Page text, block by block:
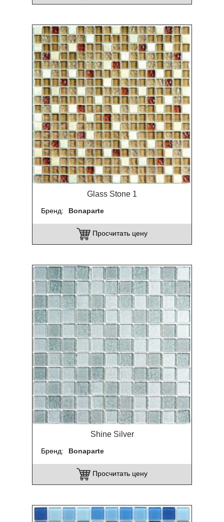
Glass Stone 1
Бренд Bonaparte
Просчитать цену
Shine Silver
Бренд Bonaparte
Просчитать цену